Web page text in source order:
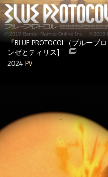
『BLUE PROTOCOL（ブルー
ンゼとティリス]
2024 PV